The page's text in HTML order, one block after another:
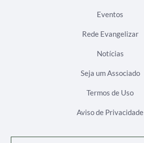
Eventos
Rede Evangelizar
Notícias
Seja um Associado
Termos de Uso
Aviso de Privacidade